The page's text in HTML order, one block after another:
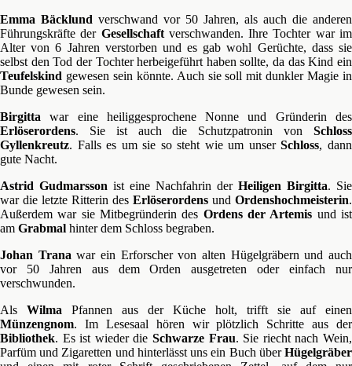
Emma Bäcklund verschwand vor 50 Jahren, als auch die anderen
Führungskräfte der Gesellschaftverschwanden. Ihre Tochter war im
Alter von 6 Jahren verstorben und es gab wohl Gerüchte, dass sie
selbst den Tod der Tochter herbeigeführt haben sollte, da das Kind ein
Teufelskind gewesen sein könnte. Auch sie soll mit dunkler Magie in
Bunde gewesen sein.
Birgitta war eine heiliggesprochene Nonne und Gründerin des
Erlöserordens. Sie ist auch die Schutzpatronin von Schloss
Gyllenkreutz. Falls es um sie so steht wie um unserSchloss, dann
gute Nacht.
Astrid Gudmarsson ist eine Nachfahrin der Heiligen Birgitta. Sie
war die letzte Ritterin des Erlöserordens und Ordenshochmeisterin.
Außerdem war sie Mitbegründerin des Ordens der Artemis und ist
am Grabmal hinter dem Schloss begraben.
Johan Trana war ein Erforscher von alten Hügelgräbern und auch
vor 50 Jahren aus dem Orden ausgetreten oder einfach nur
verschwunden.
Als Wilma Pfannen aus der Küche holt, trifft sie auf einen
Münzengnom. Im Lesesaal hören wir plötzlich Schritte aus der
Bibliothek. Es ist wieder die Schwarze Frau. Sie riecht nach Wein,
Parfüm und Zigaretten und hinterlässt uns ein Buch überHügelgräber